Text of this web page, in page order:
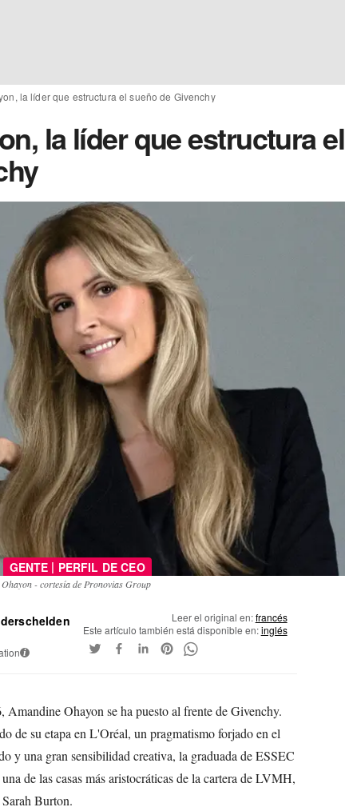
la líder que estructura el sueño de Givenchy
la líder que estructura el
GENTE | PERFIL DE CEO
- cortesía de Pronovias Group
i
Leer el original en:francés
Este artículo también está disponible en:inglés
Amandine Ohayon se ha puesto al frente de Givenchy.
de su etapa en L'Oréal, un pragmatismo forjado en el
y una gran sensibilidad creativa, la graduada de ESSEC
de las casas más aristocráticas de la cartera de LVMH,
Burton.